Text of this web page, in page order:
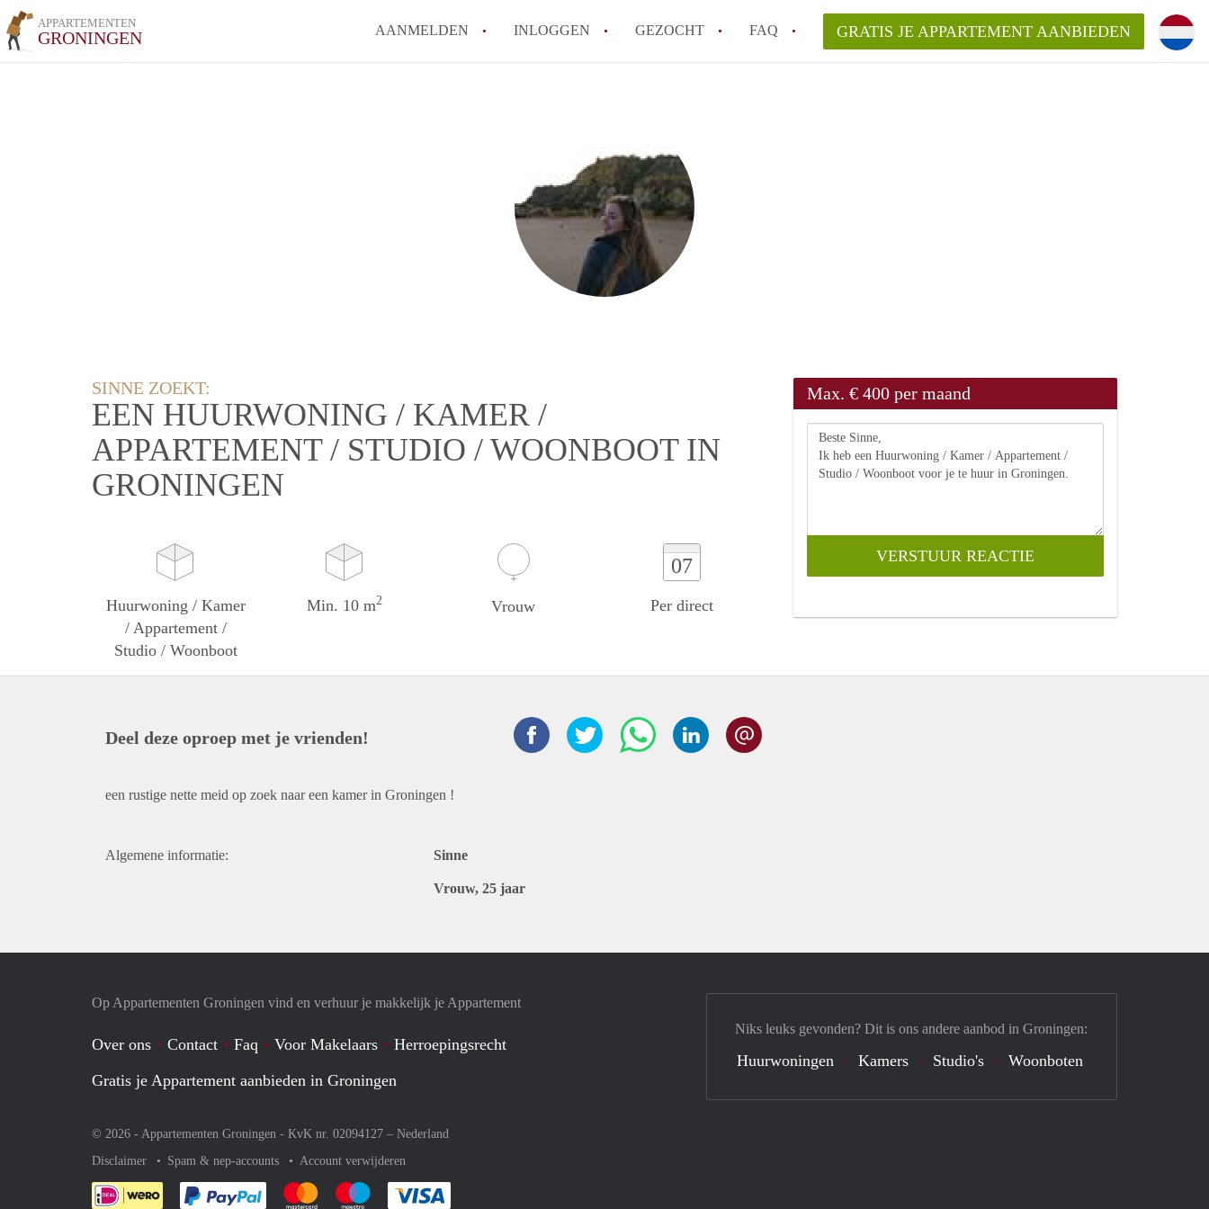
APPARTEMENTEN
GRONINGEN AANMELDEN INLOGGEN GEZOCHT FAQ
How to translate AppartementGroningen?
Wat is AppartementenGroningen?
Wat is de privacyverklaring van AppartementenGroningen?
Alle veelgestelde vragen
GRATIS JE APPARTEMENT AANBIEDEN
SINNE ZOEKT:
EEN HUURWONING / KAMER /
APPARTEMENT / STUDIO / WOONBOOT IN
GRONINGEN
Huurwoning / Kamer
/ Appartement /
Studio / Woonboot
Min. 10 m2 Vrouw
07
Per direct
Max. € 400 per maand
Deel deze oproep met je vrienden!
een rustige nette meid op zoek naar een kamer in Groningen !
Algemene informatie: Sinne
Vrouw, 25 jaar
Op Appartementen Groningen vind en verhuur je makkelijk je Appartement
Over ons Contact Faq Voor Makelaars
Herroepingsrecht
Gratis je Appartement aanbieden in Groningen
© 2026 - Appartementen Groningen - KvK nr. 02094127 – Nederland
Disclaimer
Spam & nep-accounts Account verwijderen
Je rekent gemakkelijk af met Paypal
Je rekent gemakkelijk af met Mastercard
Je rekent gemakkelijk af met Meastro
Niks leuks gevonden? Dit is ons andere aanbod in Groningen:
Huurwoningen Kamers Studio's Woonboten